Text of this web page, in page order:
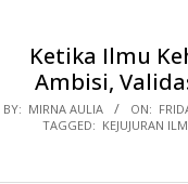
MenuKetika Ilmu
Ambisi,
BY: MIRNA AULIA ON:
TAGGED: KEJUJURAN